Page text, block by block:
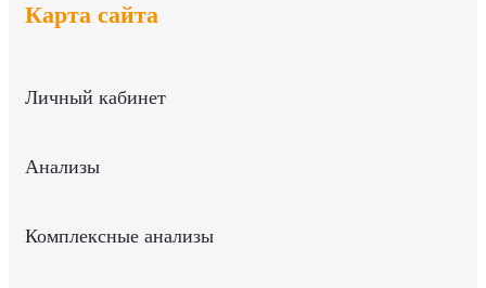
Карта сайта
Личный кабинет
Анализы
Комплексные анализы